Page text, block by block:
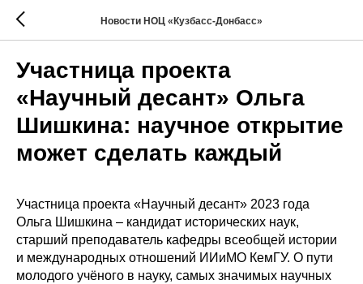
Новости НОЦ «Кузбасс-Донбасс»
Участница проекта
«Научный десант» Ольга
Шишкина: научное открытие
может сделать каждый
Участница проекта «Научный десант» 2023 года
Ольга Шишкина – кандидат исторических наук,
старший преподаватель кафедры всеобщей истории
и международных отношений ИИиМО КемГУ. О пути
молодого учёного в науку, самых значимых научных